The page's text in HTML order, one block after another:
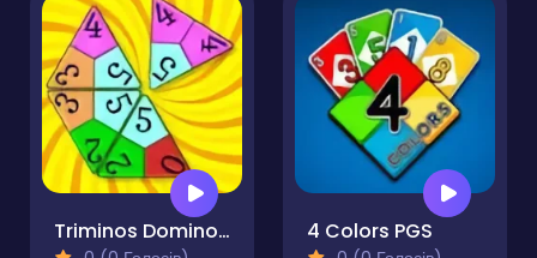
Triminos Dominoes Triangles 4 Colors PGS